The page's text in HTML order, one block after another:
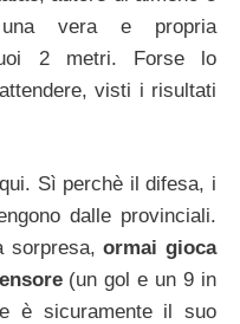
vera e propria
2 metri. Forse lo
visti i risultati
Sì perchè il difesa, i
dalle provinciali.
sorpresa,ormai gioca
(un gol e un 9 in
è sicuramente il suo